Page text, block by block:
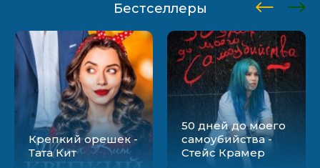
Бестселлеры
Крепкий орешек -
Тата Кит
50 дней до моего
самоубийства -
Стейс Крамер